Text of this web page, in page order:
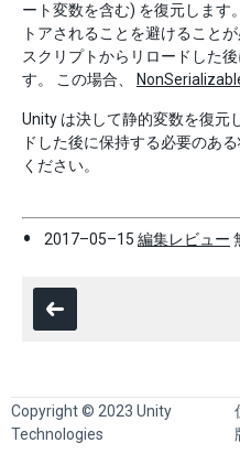
ート変数を含む) を復元します
トアされることを避けること
スクリプトからリロードした
す。 この場合、
Unity は決して静的変数を復元
ドした後に保持する必要のあ
ください。
2017–05–15 編集レビュー
Copyright © 2023 Unity
Technologies